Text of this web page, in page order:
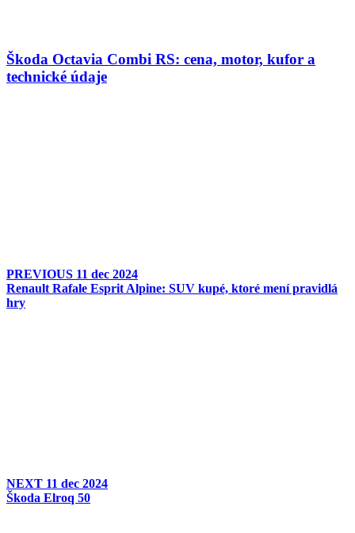
Škoda Octavia Combi RS: cena, motor, kufor a
technické údaje
PREVIOUS 11 dec 2024
Renault Rafale Esprit Alpine: SUV kupé, ktoré mení pravidlá
hry
NEXT 11 dec 2024
Škoda Elroq 50